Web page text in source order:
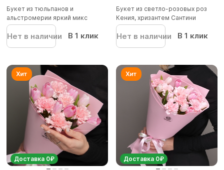
Букет из тюльпанов и
альстромерии яркий микс
Нет в наличии В 1 клик
Букет из светло-розовых роз
Кения, хризантем Сантини
Нет в наличии В 1 клик
Доставка 0₽ Доставка 0₽